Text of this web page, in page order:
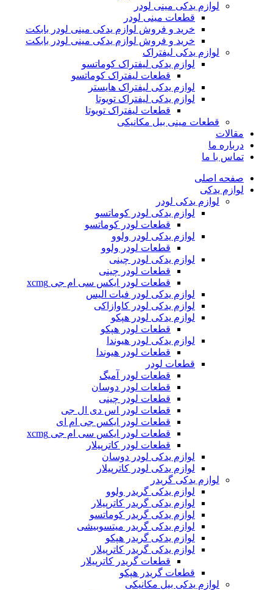
لوازم یدکی مینی لودر
قطعات مینی لودر
خرید و فروش لوازم یدکی مینی لودر بابکت
خرید و فروش لوازم یدکی مینی لودر بابکت
لوازم یدکی لیفتراک
لوازم یدکی لیفتراک کوماتسو
قطعات لیفتراک کوماتسو
لوازم یدکی لیفتراک هایستر
لوازم یدکی لیفتراک تویوتا
قطعات لیفتراک تویوتا
قطعات مینی بیل مکانیکی
ما
با ما
اصلی
یدکی
لوازم یدکی لودر
لوازم یدکی لودر کوماتسو
قطعات لودر کوماتسو
لوازم یدکی لودر ولوو
قطعات لودر ولوو
لوازم یدکی لودر چینی
قطعات لودر چینی
قطعات لودر ایکس سی ام جی xcmg
لوازم یدکی لودر فیات الیس
لوازم یدکی لودر کاوازاکی
لوازم یدکی لودر هپکو
قطعات لودر هپکو
لوازم یدکی لودر هیوندا
قطعات لودر هیوندا
قطعات لودر
قطعات لودر آمیگ
قطعات لودر دوسان
قطعات لودر چینی
قطعات لودر اس دی ال جی
قطعات لودر ایکس جی ام ای
قطعات لودر ایکس سی ام جی xcmg
قطعات لودر کاترپیلار
لوازم یدکی لودر دوسان
لوازم یدکی لودر کاترپیلار
لوازم یدکی گریدر
لوازم یدکی گریدر ولوو
لوازم یدکی گریدر کاترپیلار
لوازم یدکی گریدر کوماتسو
لوازم یدکی گریدر میتسوبیشی
لوازم یدکی گریدر هپکو
لوازم یدکی گریدر کاترپیلار
قطعات گریدر کاترپیلار
قطعات گریدر هپکو
لوازم یدکی بیل مکانیکی